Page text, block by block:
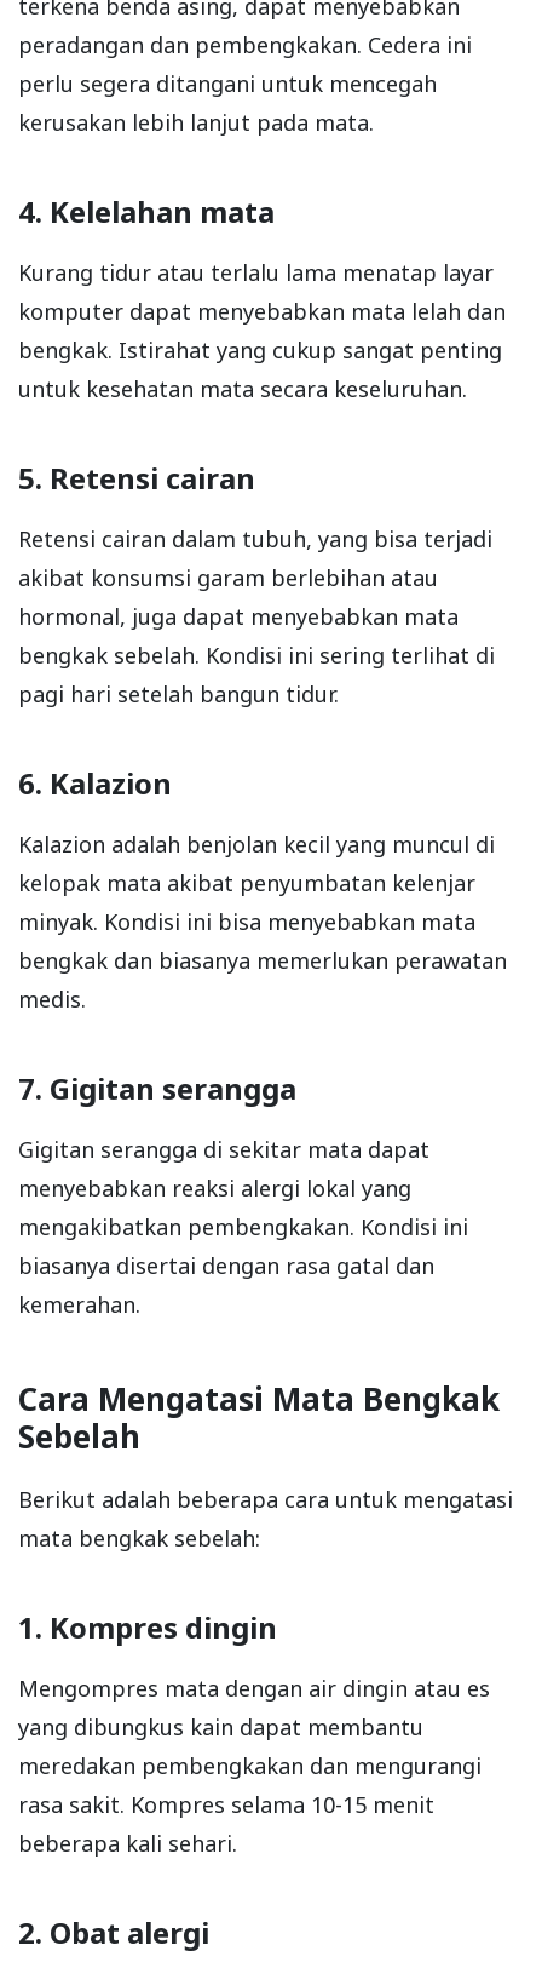
peradangan dan pembengkakan. Cedera ini
perlu segera ditangani untuk mencegah
kerusakan lebih lanjut pada mata.
4. Kelelahan mata
Kurang tidur atau terlalu lama menatap layar
komputer dapat menyebabkan mata lelah dan
bengkak. Istirahat yang cukup sangat penting
untuk kesehatan mata secara keseluruhan.
5. Retensi cairan
Retensi cairan dalam tubuh, yang bisa terjadi
akibat konsumsi garam berlebihan atau
hormonal, juga dapat menyebabkan mata
bengkak sebelah. Kondisi ini sering terlihat di
pagi hari setelah bangun tidur.
6. Kalazion
Kalazion adalah benjolan kecil yang muncul di
kelopak mata akibat penyumbatan kelenjar
minyak. Kondisi ini bisa menyebabkan mata
bengkak dan biasanya memerlukan perawatan
medis.
7. Gigitan serangga
Gigitan serangga di sekitar mata dapat
menyebabkan reaksi alergi lokal yang
mengakibatkan pembengkakan. Kondisi ini
biasanya disertai dengan rasa gatal dan
kemerahan.
Cara Mengatasi Mata Bengkak
Sebelah
Berikut adalah beberapa cara untuk mengatasi
mata bengkak sebelah:
1. Kompres dingin
Mengompres mata dengan air dingin atau es
yang dibungkus kain dapat membantu
meredakan pembengkakan dan mengurangi
rasa sakit. Kompres selama 10-15 menit
beberapa kali sehari.
2. Obat alergi